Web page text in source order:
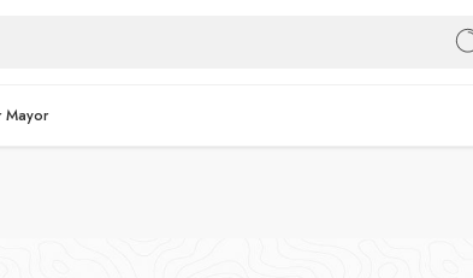
Mayor